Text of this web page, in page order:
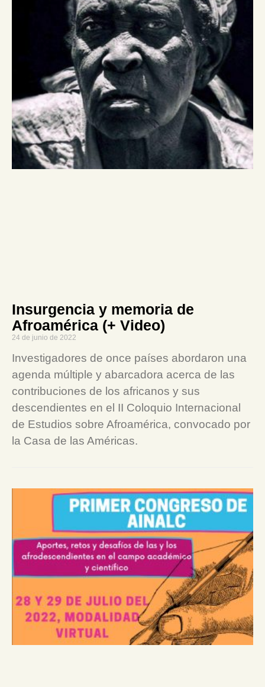
Insurgencia y memoria de
Afroamérica (+ Video)
24 de junio de 2022
Investigadores de once países abordaron una
agenda múltiple y abarcadora acerca de las
contribuciones de los africanos y sus
descendientes en el II Coloquio Internacional
de Estudios sobre Afroamérica, convocado por
la Casa de las Américas.